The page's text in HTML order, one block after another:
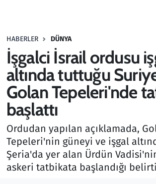
HABERLER DÜNYA
İşgalci İsrail ordusu
altında tuttuğu
Golan Tepeleri'nde
başlattı
Ordudan yapılan açıklamada,
Tepeleri'nin güneyi ve işgal
Şeria'da yer alan Ürdün
askeri tatbikata başlandığı
Haber
Kültür Sanat
Kurumsal Haberler
Lezzet Durağı
Memur ve Kamu
Otomobil